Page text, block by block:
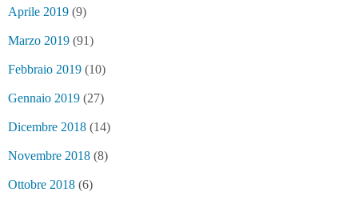
Aprile 2019 (9)
Marzo 2019 (91)
Febbraio 2019 (10)
Gennaio 2019 (27)
Dicembre 2018 (14)
Novembre 2018 (8)
Ottobre 2018 (6)